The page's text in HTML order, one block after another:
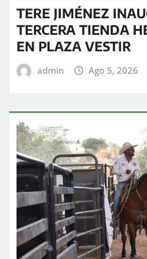
TERE JIMÉNEZ
TERCERA TIENDA
EN PLAZA VESTIR
admin Ago 5, 2026